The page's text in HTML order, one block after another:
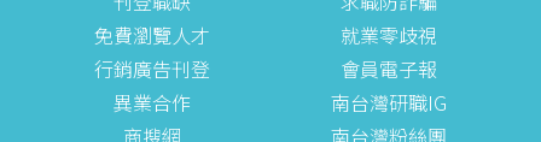
免費瀏覽人才
行銷廣告刊登
異業合作
商搜網
就業零歧視
會員電子報
南台灣研職IG
南台灣粉絲團